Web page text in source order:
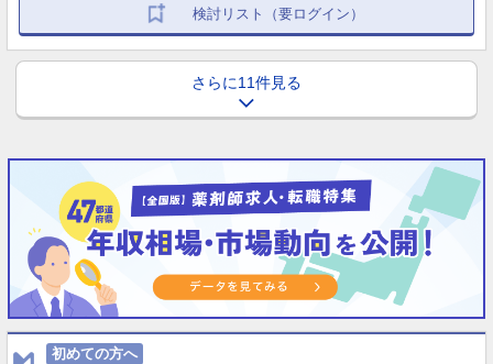
検討リスト（要ログイン）
さらに11件見る
初めての方へ